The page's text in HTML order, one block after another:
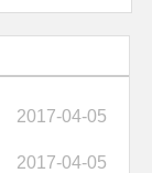
2017-04-05
2017-04-05